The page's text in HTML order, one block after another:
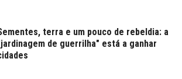
terra e um pouco de rebeldia: a
de guerrilha" está a ganhar